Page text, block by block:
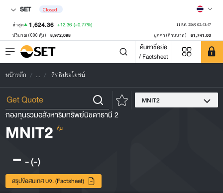
SET Closed
ล่าสุด 1,624.36 +12.36 (+0.77%) 11 ส.ค. 2569 02:43:47
ปริมาณ ('000 หุ้น) 8,972,098 มูลค่า (ล้านบาท) 61,741.00
ค้นหาชื่อย่อ
/ Factsheet
หน้าหลัก ... สิทธิประโยชน์
MNIT2
กองทุนรวมอสังหาริมทรัพย์นิชดาธานี 2
MNIT2 หุ้น
- -(-)
สรุปข้อสนเทศ บจ. (Factsheet)